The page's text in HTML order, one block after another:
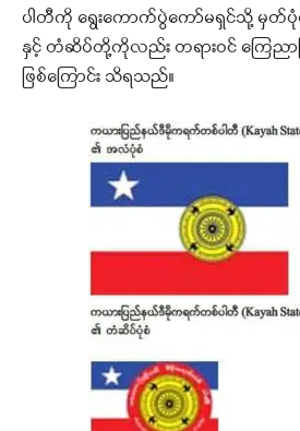
ပါတီကို ရွေးကောက်ပွဲကော်မရှင်သို့ မှတ်ပုံ
နှင့် တံဆိပ်တို့ကိုလည်း တရားဝင် ကြေညာခြ
ဖြစ်ကြောင်း သိရသည်။